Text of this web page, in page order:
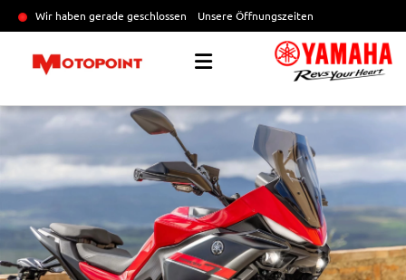
Wir haben gerade geschlossen Unsere Öffnungszeiten